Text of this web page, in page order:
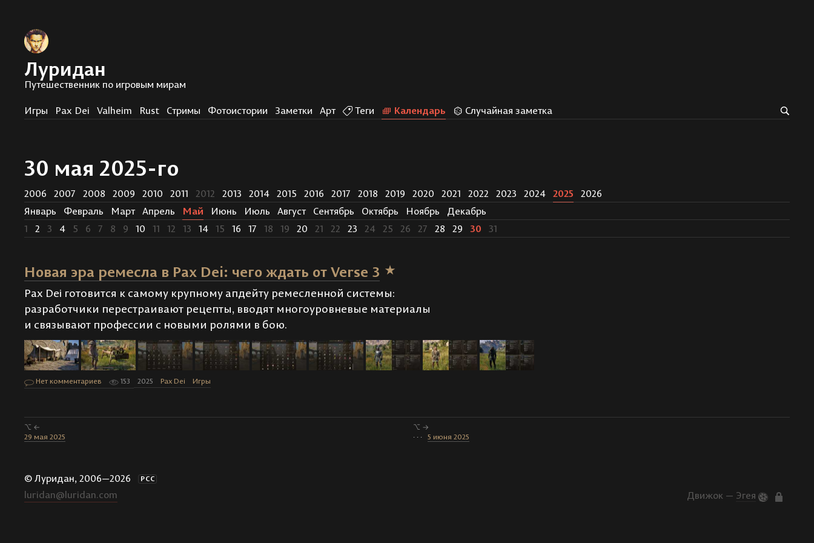
Луридан
Путешественник по игровым мирам
Игры Pax Dei Valheim Rust Стримы Фотоистории Заметки Арт Теги Календарь Случайная заметка
30 мая 2025-го
2006 2007 2008 2009 2010 2011 2012 2013 2014 2015 2016 2017 2018 2019 2020 2021 2022 2023 2024 2025
2026
Январь
Февраль Март Апрель Май Июнь Июль Август Сентябрь Октябрь Ноябрь
Декабрь
1
2 3 4 5 6 7 8 9 10 11 12 13 14 15 16 17 18 19 20 21 22 23 24 25 26 27 28 29 30 31
Новая эра ремесла в Pax Dei: чего ждать от Verse 3
Pax Dei готовится к самому крупному апдейту ремесленной системы:
разработчики перестраивают рецепты, вводят многоуровневые материалы
и связывают профессии с новыми ролями в бою.
Нет комментариев 153 2025 Pax Dei Игры
⌥ ←
29 мая 2025
⌥ →
· · · 5 июня 2025
© Луридан, 2006—2026 РСС
luridan@luridan.com Движок — Эгея